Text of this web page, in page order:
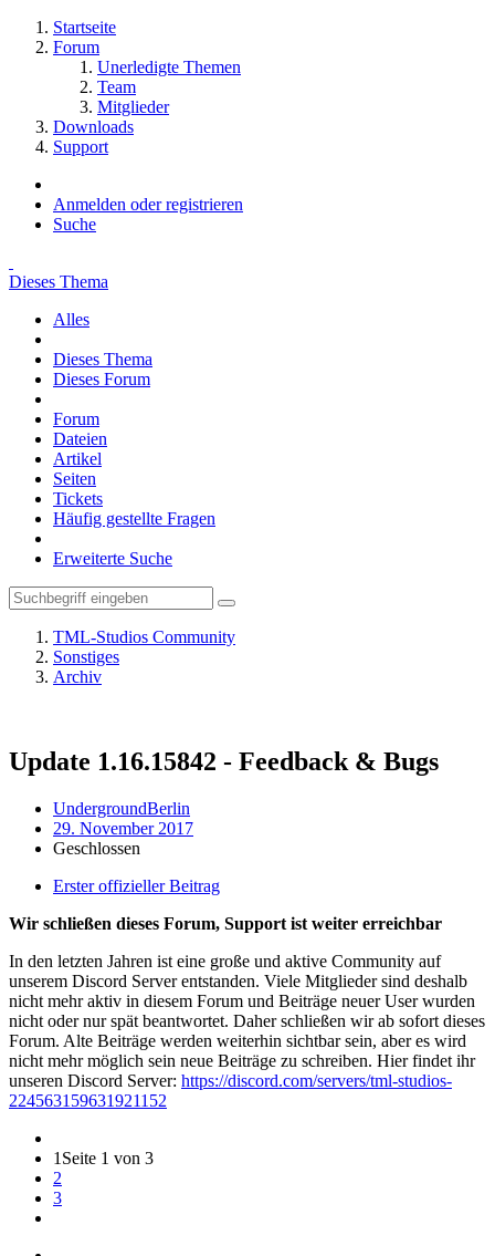
Startseite
Forum
Unerledigte Themen
Team
Mitglieder
Downloads
Support
Anmelden oder registrieren
Suche
Dieses Thema
Alles
Dieses Thema
Dieses Forum
Forum
Dateien
Artikel
Seiten
Tickets
Häufig gestellte Fragen
Erweiterte Suche
TML-Studios Community
Sonstiges
Archiv
Update 1.16.15842 - Feedback & Bugs
UndergroundBerlin
29. November 2017
Geschlossen
Erster offizieller Beitrag
Wir schließen dieses Forum, Support ist weiter erreichbar
In den letzten Jahren ist eine große und aktive Community auf
unserem Discord Server entstanden. Viele Mitglieder sind deshalb
nicht mehr aktiv in diesem Forum und Beiträge neuer User wurden
nicht oder nur spät beantwortet. Daher schließen wir ab sofort dieses
Forum. Alte Beiträge werden weiterhin sichtbar sein, aber es wird
nicht mehr möglich sein neue Beiträge zu schreiben. Hier findet ihr
unseren Discord Server: https://discord.com/servers/tml-studios-
224563159631921152
1 Seite 1 von 3
2
3